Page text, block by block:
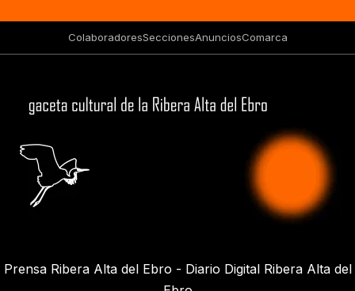
ColaboradoresSeccionesAnunciosComarca
Prensa Ribera Alta del Ebro - Diario Digital Ribera Alta del